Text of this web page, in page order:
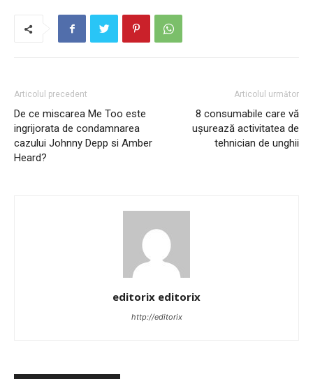
Articolul precedent
De ce miscarea Me Too este
ingrijorata de condamnarea
cazului Johnny Depp si Amber
Heard?
Articolul următor
8 consumabile care vă
ușurează activitatea de
tehnician de unghii
editorix editorix
http://editorix